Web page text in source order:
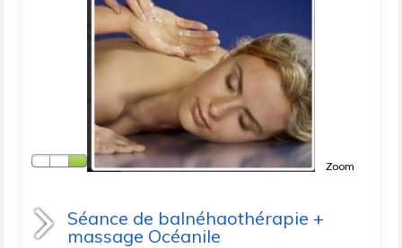
Zoom
Séance de balnéhaothérapie +
massage Océanile